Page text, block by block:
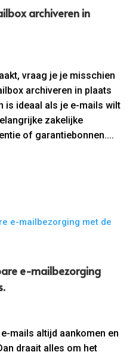
archiveren in
vraag je je misschien
archiveren in plaats
is ideaal als je e-mails wilt
zakelijke
of garantiebonnen....
e-mailbezorging
mails altijd aankomen en
draait alles om het